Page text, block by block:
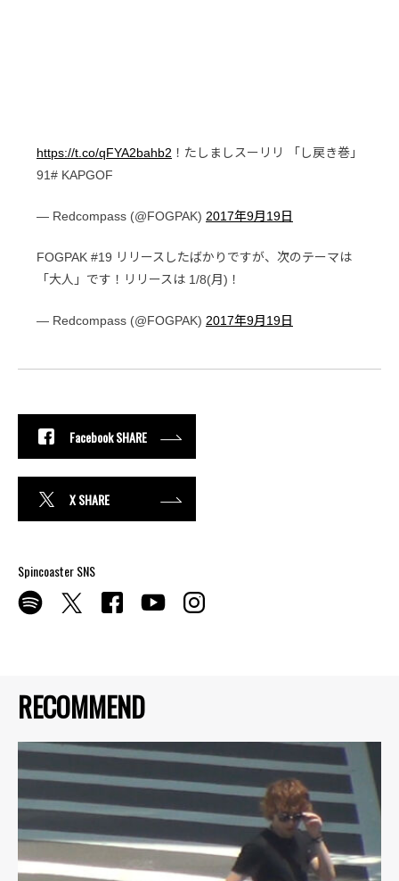
RECOMMEND
https://t.co/qFYA2bahb2 ！たしましスーリリ 「し戻き巻」
91# KAPGOF
— Redcompass (@FOGPAK) 2017年9月19日
FOGPAK #19 リリースしたばかりですが、次のテーマは
「大人」です！リリースは 1/8(月)！
— Redcompass (@FOGPAK) 2017年9月19日
Facebook SHARE
X SHARE
Spincoaster SNS